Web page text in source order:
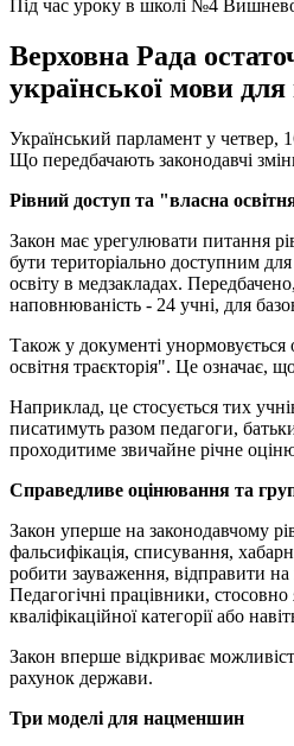
Під час уроку в школі №4
Верховна Рада
української мови
Український парламент у четвер,
Що передбачають законодавчі
Рівний доступ та "власна
Закон має урегулювати питання
бути територіально доступним
освіту в медзакладах.
наповнюваність - 24 учні, для
Також у документі унормовується
освітня траєкторія". Це означає,
Наприклад, це стосується тих
писатимуть разом педагоги,
проходитиме звичайне річне
Справедливе оцінювання та
Закон уперше на законодавчому
фальсифікація, списування,
робити зауваження, відправити
Педагогічні працівники,
кваліфікаційної категорії або
Закон вперше відкриває
рахунок держави.
Три моделі для нацменшин